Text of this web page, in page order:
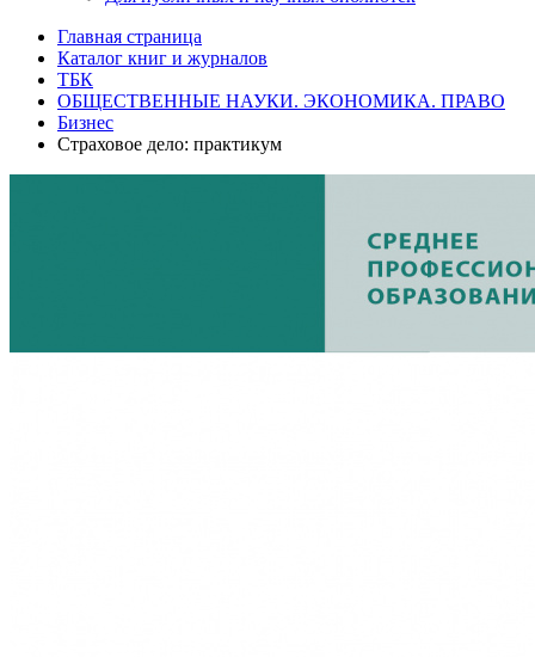
Главная страница
Каталог книг и журналов
ТБК
ОБЩЕСТВЕННЫЕ НАУКИ. ЭКОНОМИКА. ПРАВО
Бизнес
Страховое дело: практикум